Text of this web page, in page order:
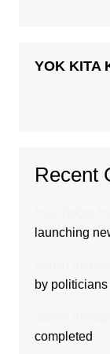
YOK KITA
Recent
launching
by politicians
completed